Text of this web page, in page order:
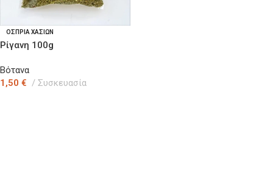
ΟΣΠΡΙΑ ΧΑΣΙΩΝ
Ρίγανη 100g
Βότανα
1,50 € Συσκευασία